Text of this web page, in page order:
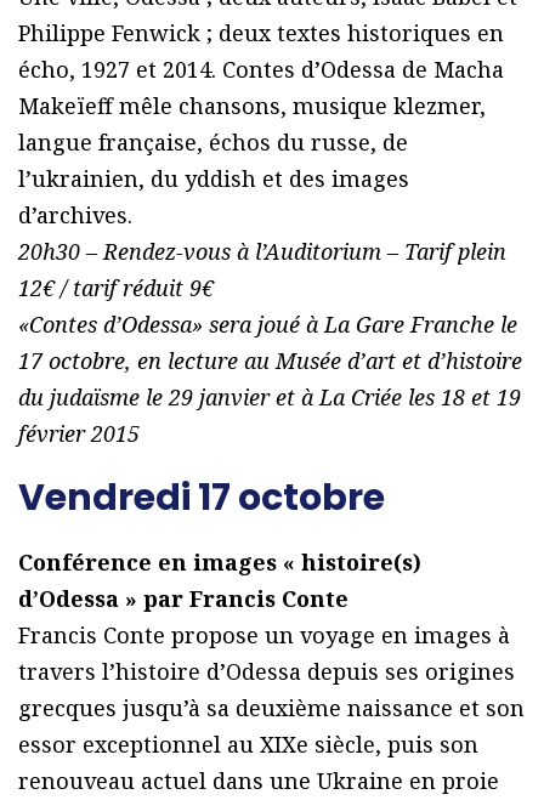
Philippe Fenwick ; deux textes historiques en
écho, 1927 et 2014. Contes d’Odessa de Macha
Makeïeff mêle chansons, musique klezmer,
langue française, échos du russe, de
l’ukrainien, du yddish et des images
d’archives.
20h30 – Rendez-vous à l’Auditorium – Tarif plein
12€ / tarif réduit 9€
«Contes d’Odessa» sera joué à La Gare Franche le
17 octobre, en lecture au Musée d’art et d’histoire
du judaïsme le 29 janvier et à La Criée les 18 et 19
février 2015
Vendredi 17 octobre
Conférence en images « histoire(s)
d’Odessa » par Francis Conte
Francis Conte propose un voyage en images à
travers l’histoire d’Odessa depuis ses origines
grecques jusqu’à sa deuxième naissance et son
essor exceptionnel au XIXe siècle, puis son
renouveau actuel dans une Ukraine en proie